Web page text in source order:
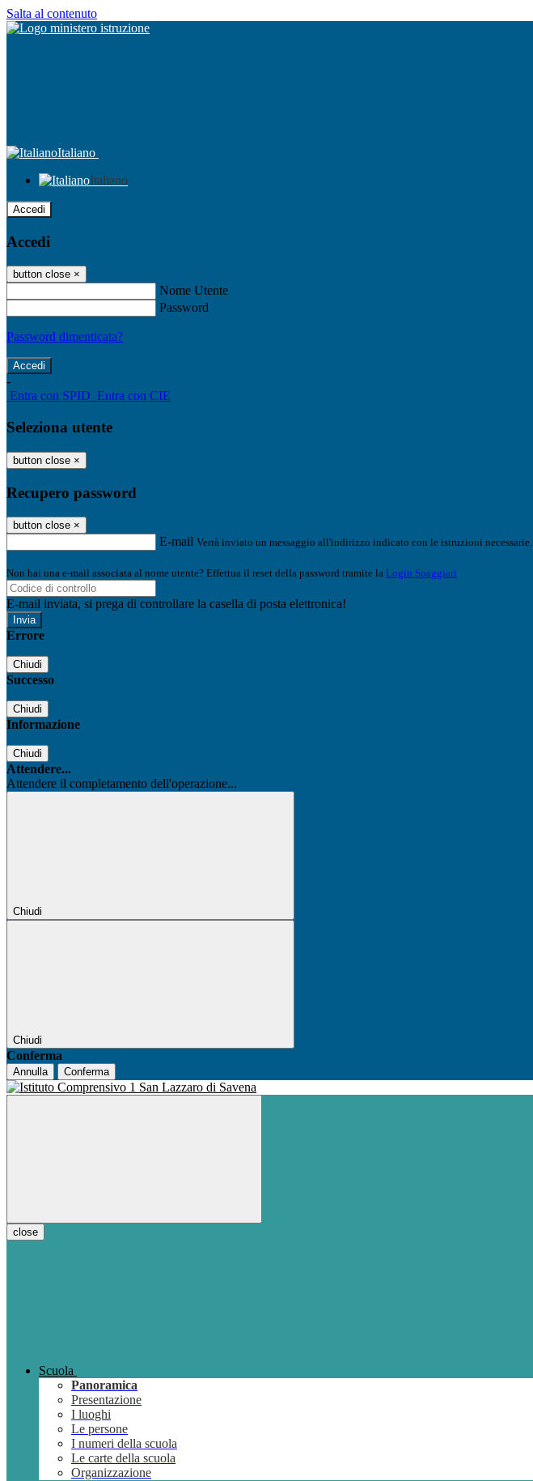
Salta al contenuto
Italiano
Italiano
Accedi
Accedi
button close ×
Nome Utente
Password
Password dimenticata?
-
Entra con SPID Entra con CIE
Seleziona utente
button close ×
Recupero password
button close ×
E-mail Verrà inviato un messaggio all'indirizzo indicato con le istruzioni necessarie.
Non hai una e-mail associata al nome utente? Effettua il reset della password tramite la Login Spaggiari
E-mail inviata, si prega di controllare la casella di posta elettronica!
Errore
Chiudi
Successo
Chiudi
Informazione
Chiudi
Attendere...
Attendere il completamento dell'operazione...
Chiudi
Chiudi
Conferma
Annulla Conferma
close
Scuola
Panoramica
Presentazione
I luoghi
Le persone
I numeri della scuola
Le carte della scuola
Organizzazione